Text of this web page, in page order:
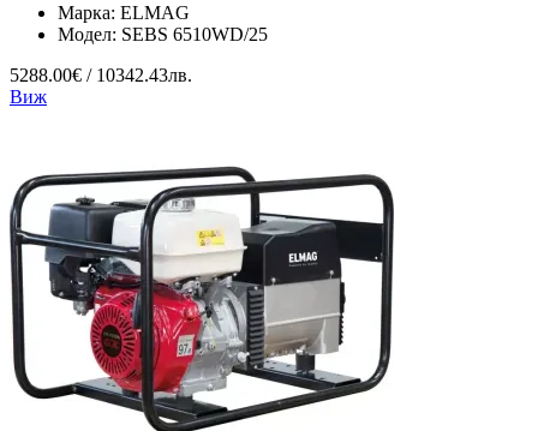
Марка: ELMAG
Модел: SEBS 6510WD/25
5288.00€ / 10342.43лв.
Виж